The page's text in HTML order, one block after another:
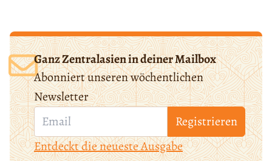
Ganz Zentralasien in deiner Mailbox
Abonniert unseren wöchentlichen
Newsletter
Registrieren
Entdeckt die neueste Ausgabe